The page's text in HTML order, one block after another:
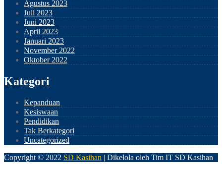
Agustus 2023
Juli 2023
Juni 2023
April 2023
Januari 2023
November 2022
Oktober 2022
Kategori
Kepanduan
Kesiswaan
Pendidikan
Tak Berkategori
Uncategorized
Copyright © 2022 SD Kasihan | Dikelola oleh Tim IT SD Kasihan